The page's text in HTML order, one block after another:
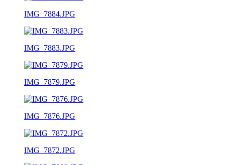
IMG_7884.JPG
IMG_7883.JPG
IMG_7879.JPG
IMG_7876.JPG
IMG_7872.JPG